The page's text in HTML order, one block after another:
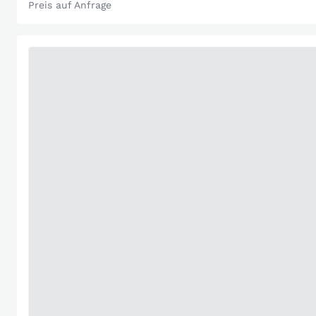
Preis auf Anfrage